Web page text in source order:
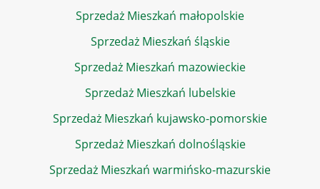
Sprzedaż Mieszkań małopolskie
Sprzedaż Mieszkań śląskie
Sprzedaż Mieszkań mazowieckie
Sprzedaż Mieszkań lubelskie
Sprzedaż Mieszkań kujawsko-pomorskie
Sprzedaż Mieszkań dolnośląskie
Sprzedaż Mieszkań warmińsko-mazurskie